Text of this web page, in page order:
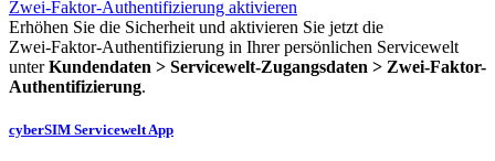
Zwei-Faktor-Authentifizierung aktivieren
Erhöhen Sie die Sicherheit und aktivieren Sie jetzt die
Zwei‑Faktor‑Authentifizierung in Ihrer persönlichen Servicewelt
unterKundendaten > Servicewelt-Zugangsdaten > Zwei-Faktor-
Authentifizierung.
cyberSIM Servicewelt App